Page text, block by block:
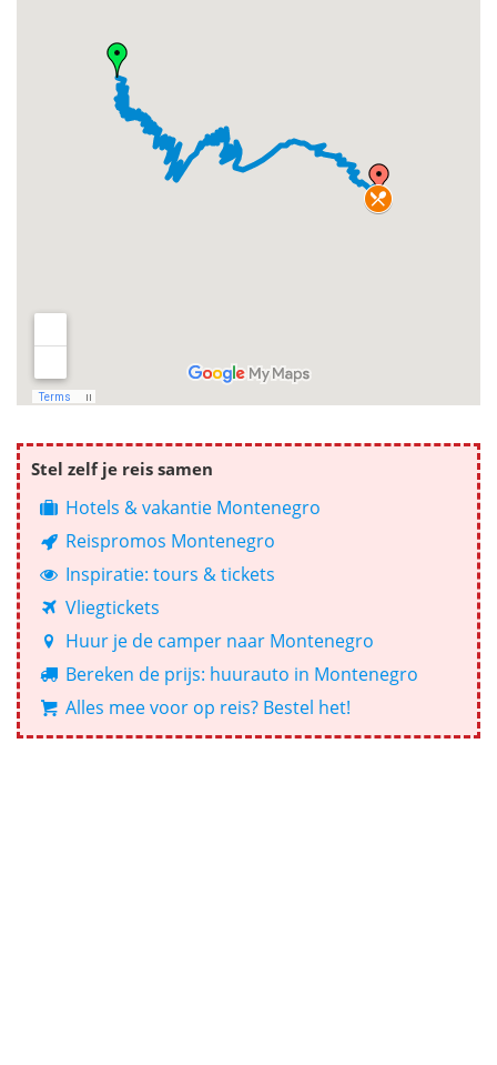
Stel zelf je reis samen
Hotels & vakantie Montenegro
Reispromos Montenegro
Inspiratie: tours & tickets
Vliegtickets
Huur je de camper naar Montenegro
Bereken de prijs: huurauto in Montenegro
Alles mee voor op reis? Bestel het!